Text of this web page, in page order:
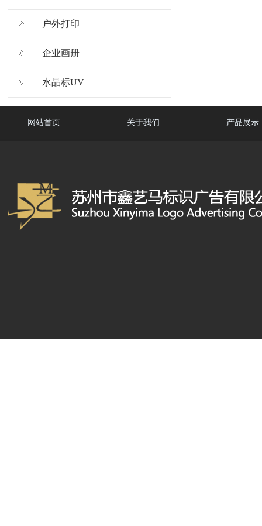
户外打印
企业画册
水晶标UV
网站首页 关于我们 产品展示